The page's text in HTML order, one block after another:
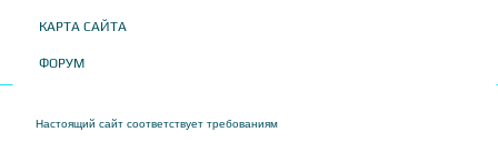
КАРТА САЙТА
ФОРУМ
Настоящий сайт соответствует требованиям